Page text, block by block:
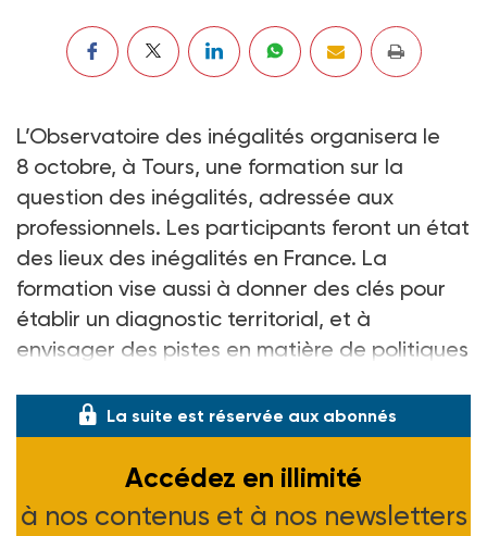
L’Observatoire des inégalités organisera le
8 octobre, à Tours, une formation sur la
question des inégalités, adressée aux
professionnels. Les participants feront un état
des lieux des inégalités en France. La
formation vise aussi à donner des clés pour
établir un diagnostic territorial, et à
envisager des pistes en matière de politiques
La suite est réservée aux abonnés
Accédez en illimité
à nos contenus et à nos newsletters